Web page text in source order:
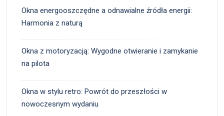
Okna energooszczędne a odnawialne źródła energii:
Harmonia z naturą
Okna z motoryzacją: Wygodne otwieranie i zamykanie
na pilota
Okna w stylu retro: Powrót do przeszłości w
nowoczesnym wydaniu